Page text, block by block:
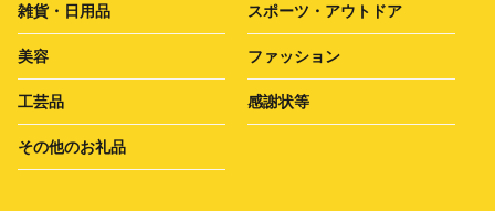
雑貨・日用品 スポーツ・アウトドア
美容 ファッション
工芸品 感謝状等
その他のお礼品